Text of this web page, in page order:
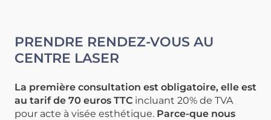
PRENDRE RENDEZ-VOUS AU
CENTRE LASER
La première consultation est obligatoire, elle est
au tarif de 70 euros TTC incluant 20% de TVA
pour acte à visée esthétique. Parce-que nous